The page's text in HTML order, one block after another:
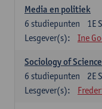
Media en politiek
1E
6 studiepunten
Lesgever(s):
Ine
Sociology of
2E
6 studiepunten
Lesgever(s):